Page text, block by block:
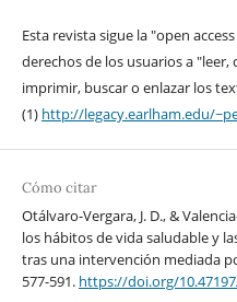
Esta revista sigue la "open
derechos de los usuarios a
imprimir, buscar o enlazar los
(1) http://legacy.earlham.edu/
Cómo citar
Otálvaro-Vergara, J. D., &
los hábitos de vida saludable y
tras una intervención mediada
577-591. https://doi.org/